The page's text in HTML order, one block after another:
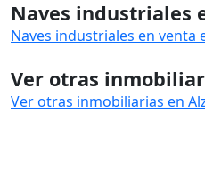
Naves industriales
Naves industriales en venta
Ver otras
Ver otras inmobiliarias en